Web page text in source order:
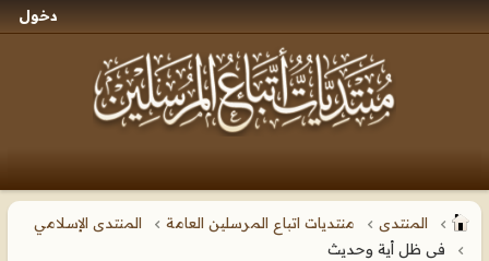
دخول
المنتدى منتديات اتباع المرسلين العامة
المنتدى الإسلامي
فى ظل أية وحديث